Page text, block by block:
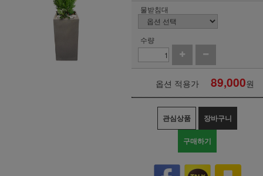
물받침대
수량
옵션 적용가 89,000원
관심상품 장바구니
구매하기